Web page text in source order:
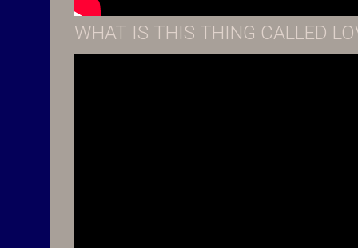
WHAT IS THIS THING CALLED